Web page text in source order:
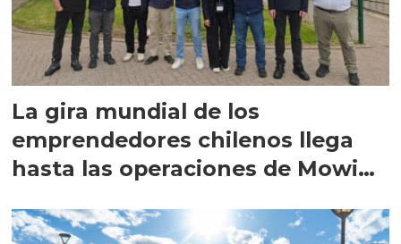
La gira mundial de los
emprendedores chilenos llega
hasta las operaciones de Mowi